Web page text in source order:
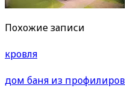
Похожие записи
кровля
дом баня из